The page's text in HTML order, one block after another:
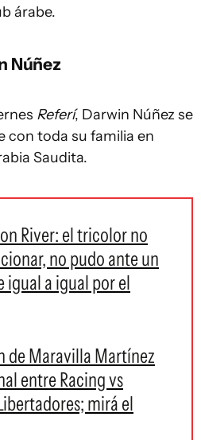
árabe.
Núñez
Referí, Darwin Núñez se
con toda su familia en
Saudita.
River: el tricolor no
no pudo ante un
igual a igual por el
de Maravilla Martínez
entre Racing vs
mirá el